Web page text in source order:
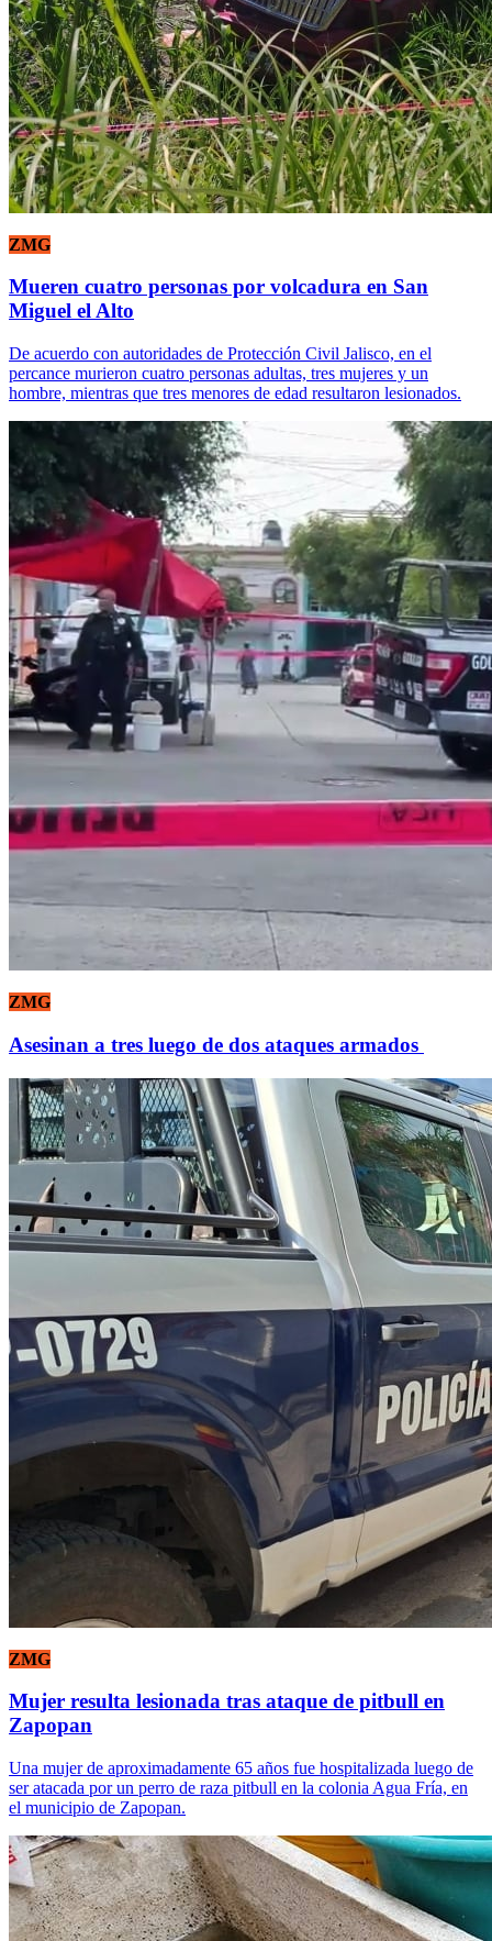
ZMG
Mueren cuatro personas por volcadura en San
Miguel el Alto
De acuerdo con autoridades de Protección Civil Jalisco, en el
percance murieron cuatro personas adultas, tres mujeres y un
hombre, mientras que tres menores de edad resultaron lesionados.
ZMG
Asesinan a tres luego de dos ataques armados
ZMG
Mujer resulta lesionada tras ataque de pitbull en
Zapopan
Una mujer de aproximadamente 65 años fue hospitalizada luego de
ser atacada por un perro de raza pitbull en la colonia Agua Fría, en
el municipio de Zapopan.